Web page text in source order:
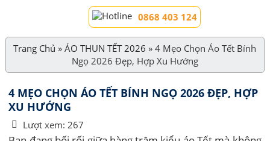
0868 403 124
Trang Chủ »ÁO THUN TẾT 2026 »4 Mẹo Chọn Áo Tết Bính
Ngọ 2026 Đẹp, Hợp Xu Hướng
4 MẸO CHỌN ÁO TẾT BÍNH NGỌ 2026 ĐẸP, HỢP
XU HƯỚNG
Lượt xem: 267